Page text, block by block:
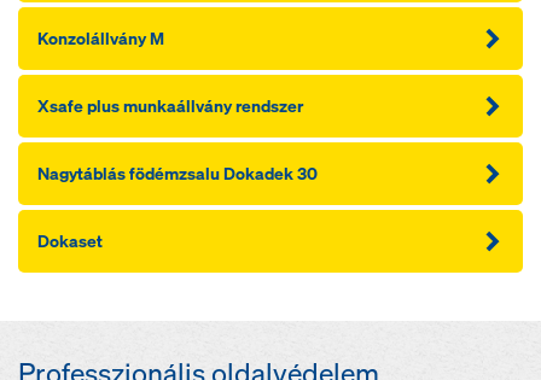
Konzolállvány M
Xsafe plus munkaállvány rendszer
Nagytáblás födémzsalu Dokadek 30
Dokaset